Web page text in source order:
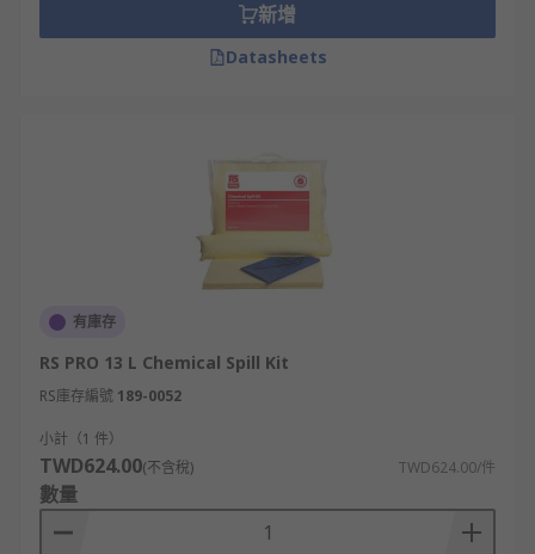
新增
Datasheets
有庫存
RS PRO 13 L Chemical Spill Kit
RS庫存編號 189-0052
小計（1 件）
TWD624.00(不含稅) TWD624.00/件
數量